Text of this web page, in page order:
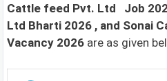
Cattle feed Pvt. Ltd
Job
Ltd Bharti 2026 , and Sonai
Vacancy 2026 are as given